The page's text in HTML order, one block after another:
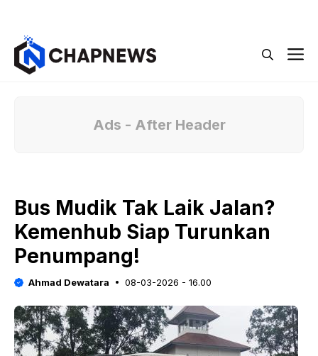
Ads - After Header
Bus Mudik Tak Laik Jalan?
Kemenhub Siap Turunkan
Penumpang!
Ahmad Dewatara 08-03-2026 - 16.00